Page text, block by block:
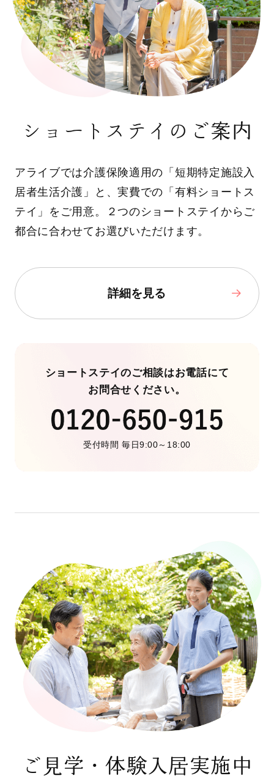
ショートステイのご案内
アライブでは介護保険適用の「短期特定施設入
居者生活介護」と、実費での「有料ショートス
テイ」をご用意。２つのショートステイからご
都合に合わせてお選びいただけます。
詳細を見る
ショートステイのご相談はお電話にて
お問合せください。
受付時間 毎日9:00～18:00
ご見学・体験入居実施中